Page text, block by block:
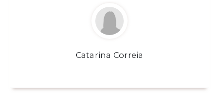
Catarina Correia